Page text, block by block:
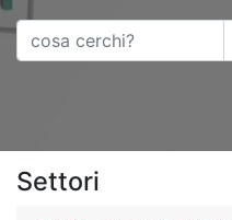
Settori